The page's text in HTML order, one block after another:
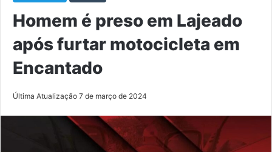
Homem é preso em Lajeado
após furtar motocicleta em
Encantado
Última Atualização 7 de março de 2024